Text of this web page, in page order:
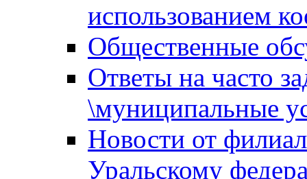
использованием
Общественные
Ответы на часто
\муниципальные
Новости от
Уральскому